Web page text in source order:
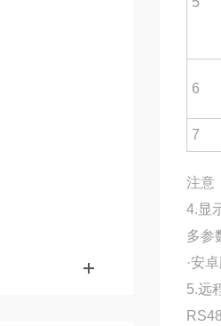
6
7
注意
4.显
多参
·安
5.远